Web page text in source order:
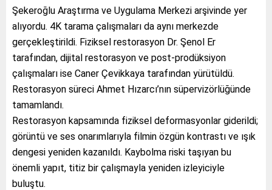
Şekeroğlu Araştırma ve Uygulama Merkezi arşivinde yer
alıyordu. 4K tarama çalışmaları da aynı merkezde
gerçekleştirildi. Fiziksel restorasyon Dr. Şenol Er
tarafından, dijital restorasyon ve post-prodüksiyon
çalışmaları ise Caner Çevikkaya tarafından yürütüldü.
Restorasyon süreci Ahmet Hızarcı’nın süpervizörlüğünde
tamamlandı.
Restorasyon kapsamında fiziksel deformasyonlar giderildi;
görüntü ve ses onarımlarıyla filmin özgün kontrastı ve ışık
dengesi yeniden kazanıldı. Kaybolma riski taşıyan bu
önemli yapıt, titiz bir çalışmayla yeniden izleyiciyle
buluştu.